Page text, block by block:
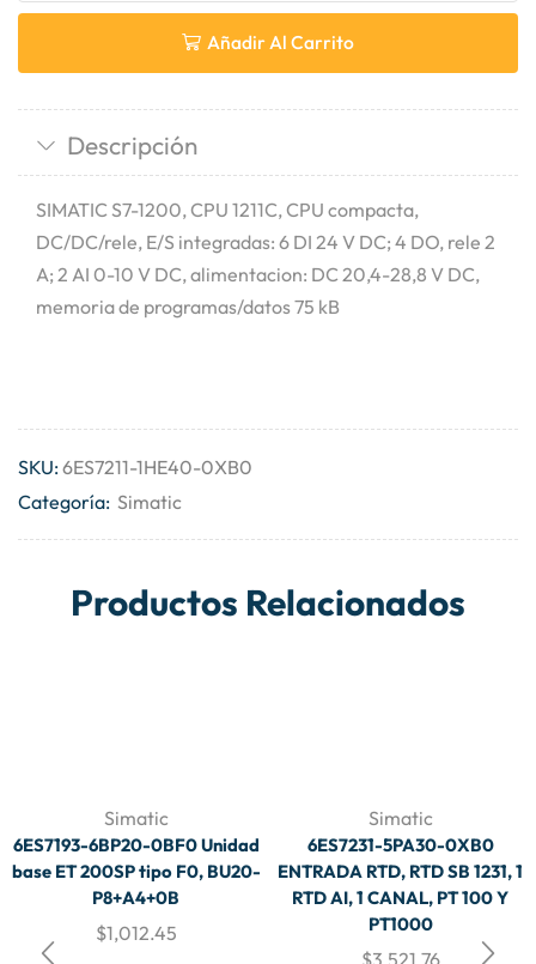
Añadir Al Carrito
Descripción
SIMATIC S7-1200, CPU 1211C, CPU compacta,
DC/DC/rele, E/S integradas: 6 DI 24 V DC; 4 DO, rele 2
A; 2 AI 0-10 V DC, alimentacion: DC 20,4-28,8 V DC,
memoria de programas/datos 75 kB
SKU:6ES7211-1HE40-0XB0
Categoría: Simatic
Productos Relacionados
Simatic
6ES7193-6BP20-0BF0 Unidad
base ET 200SP tipo F0, BU20-
P8+A4+0B
$1,012.45
Simatic
6ES7231-5PA30-0XB0
ENTRADA RTD, RTD SB 1231, 1
RTD AI, 1 CANAL, PT 100 Y
PT1000